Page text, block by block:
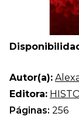
Autor(a):
Editora:
Páginas: 256